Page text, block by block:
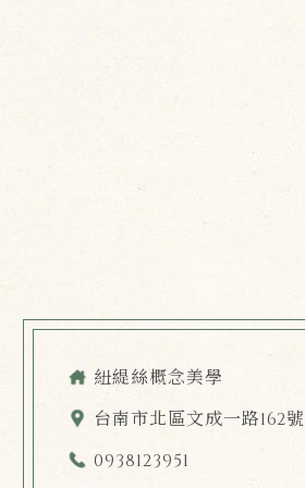
紐緹絲概念美學
台南市北區文成一路162號
0938123951